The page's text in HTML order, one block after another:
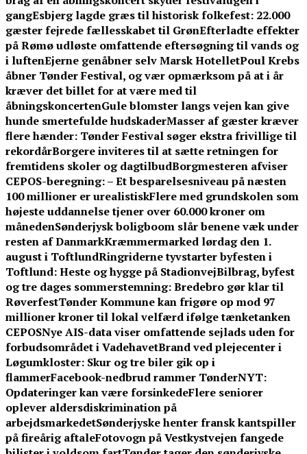
gangEsbjerg lagde græs til historisk folkefest: 22.000
gæster fejrede fællesskabet til GrønEfterladte effekter
på Rømø udløste omfattende eftersøgning til vands og
i luftenEjerne genåbner selv Marsk HotelletPoul Krebs
åbner Tønder Festival, og vær opmærksom på at i år
kræver det billet for at være med til
åbningskoncertenGule blomster langs vejen kan give
hunde smertefulde hudskaderMasser af gæster kræver
flere hænder: Tønder Festival søger ekstra frivillige til
rekordårBorgere inviteres til at sætte retningen for
fremtidens skoler og dagtilbudBorgmesteren afviser
CEPOS-beregning: – Et besparelsesniveau på næsten
100 millioner er urealistiskFlere med grundskolen som
højeste uddannelse tjener over 60.000 kroner om
månedenSønderjysk boligboom slår benene væk under
resten af DanmarkKræmmermarked lørdag den 1.
august i ToftlundRingriderne tyvstarter byfesten i
Toftlund: Heste og hygge på StadionvejBilbrag, byfest
og tre dages sommerstemning: Bredebro gør klar til
RøverfestTønder Kommune kan frigøre op mod 97
millioner kroner til lokal velfærd ifølge tænketanken
CEPOSNye AIS-data viser omfattende sejlads uden for
forbudsområdet i VadehavetBrand ved plejecenter i
Løgumkloster: Skur og tre biler gik op i
flammerFacebook-nedbrud rammer TønderNYT:
Opdateringer kan være forsinkedeFlere seniorer
oplever aldersdiskrimination på
arbejdsmarkedetSønderjyske henter fransk kantspiller
på fireårig aftaleFotovogn på Vestkystvejen fangede